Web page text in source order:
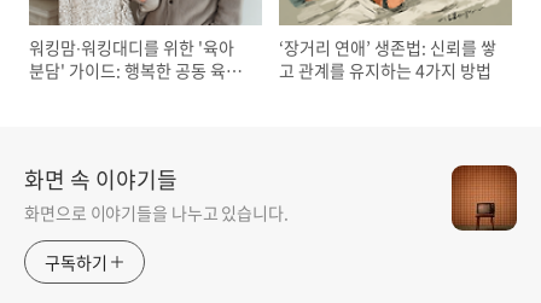
워킹맘∙워킹대디를 위한 '육아
분담' 가이드: 행복한 공동 육아
‘장거리 연애’ 생존법: 신뢰를 쌓
고 관계를 유지하는 4가지 방법
화면 속 이야기들
화면으로 이야기들을 나누고 있습니다.
구독하기